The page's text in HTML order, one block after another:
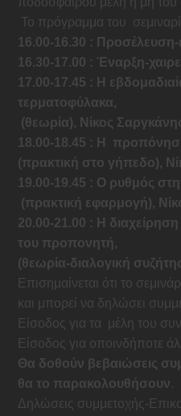
Το πρόγραμμα του
16.00-16.30 :
16.30-17.00 : Έναρξη-
17.00-17.45 : Η
τερματοφύλακα,
(θεωρία), Νίκος
18.00-18.45 : Η
(πρακτική στο γήπεδο),
19.00-19.45 : Ο ρυθμός
(πρακτική εφαρμογή),
20.00-21.00 : Η
του προπονητή,
(θεωρία-διαλογική
Επισημαίνεται ότι το
και μπορεί να δηλώσει
Είσοδος για τα μέλη του
Είσοδος για οποινδήποτε
Θα δοθούν βεβαιώσεις
θα το παρακολουθήσουν.
Δηλώσεις συμμετοχής-